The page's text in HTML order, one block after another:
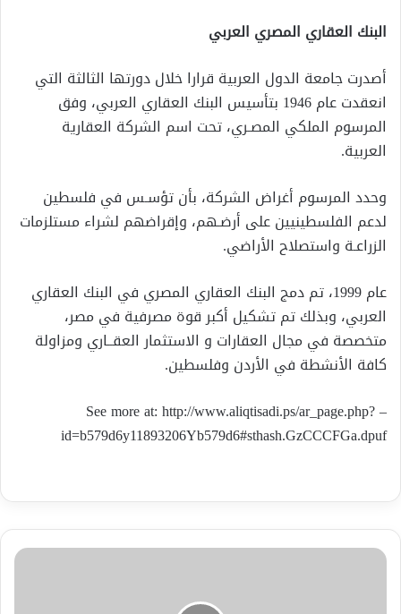
البنك العقاري المصري العربي
أصدرت جامعة الدول العربية قرارا خلال دورتها الثالثة التي
انعقدت عام 1946 بتأسيس البنك العقاري العربي، وفق
المرسوم الملكي المصـري، تحت اسم الشركة العقارية
العربية.
وحدد المرسوم أغراض الشركة، بأن تؤسـس في فلسطين
لدعم الفلسطينيين على أرضـهم، وإقراضهم لشراء مستلزمات
الزراعـة واستصلاح الأراضي.
عام 1999، تم دمج البنك العقاري المصري في البنك العقاري
العربي، وبذلك تم تشكيل أكبر قوة مصرفية في مصر،
متخصصة في مجال العقارات و الاستثمار العقــاري ومزاولة
كافة الأنشطة في الأردن وفلسطين.
– See more at: http://www.aliqtisadi.ps/ar_page.php?
id=b579d6y11893206Yb579d6#sthash.GzCCCFGa.dpuf
عوارض